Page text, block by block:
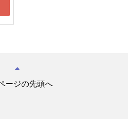
ージの先頭へ